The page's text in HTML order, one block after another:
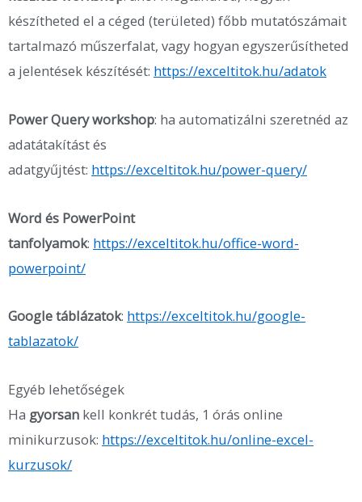
készítheted el a céged (területed) főbb mutatószámait
tartalmazó műszerfalat, vagy hogyan egyszerűsítheted
a jelentések készítését: https://exceltitok.hu/adatok
Power Query workshop: ha automatizálni szeretnéd az
adatátakítást és
adatgyűjtést: https://exceltitok.hu/power-query/
Word és PowerPoint
tanfolyamok: https://exceltitok.hu/office-word-
powerpoint/
Google táblázatok: https://exceltitok.hu/google-
tablazatok/
Egyéb lehetőségek
Ha gyorsan kell konkrét tudás, 1 órás online
minikurzusok: https://exceltitok.hu/online-excel-
kurzusok/